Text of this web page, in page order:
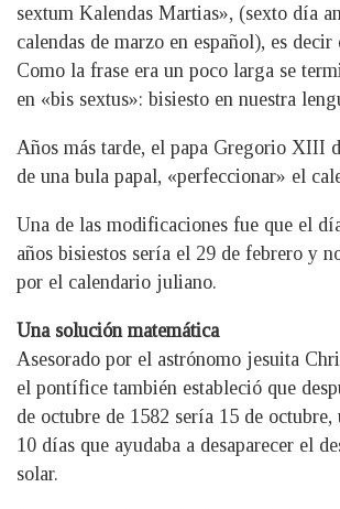
sextum Kalendas Martias», (sexto día
calendas de marzo en español), es
Como la frase era un poco larga se
en «bis sextus»: bisiesto en nuestra
Años más tarde, el papa Gregorio XIII
de una bula papal, «perfeccionar» el
Una de las modificaciones fue que el
años bisiestos sería el 29 de febrero y
por el calendario juliano.
Una solución matemática
Asesorado por el astrónomo jesuita
el pontífice también estableció que
de octubre de 1582 sería 15 de octubre,
10 días que ayudaba a desaparecer el
solar.